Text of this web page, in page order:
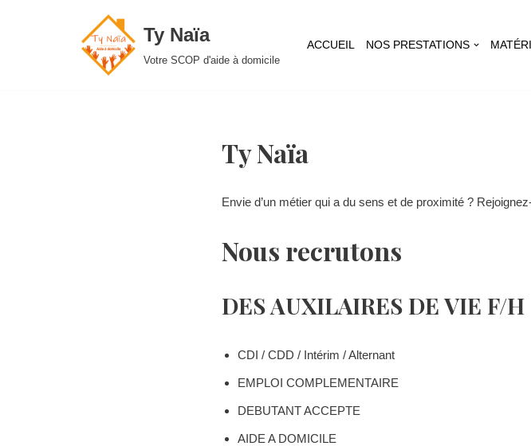
Ty Naïa
Votre SCOP d'aide à domicile
ACCUEIL NOS PRESTATIONS
Ty Naïa
Envie d’un métier qui a du sens et de proximité ?
Nous recrutons
DES AUXILAIRES DE VIE F/H
CDI / CDD / Intérim / Alternant
EMPLOI COMPLEMENTAIRE
DEBUTANT ACCEPTE
AIDE A DOMICILE